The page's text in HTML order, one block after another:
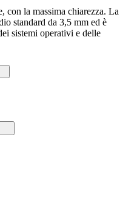
con la massima chiarezza. La
standard da 3,5 mm ed è
sistemi operativi e delle